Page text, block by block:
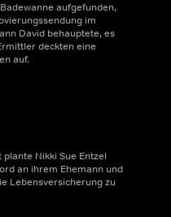
aufgefunden,
im
David behauptete, es
deckten eine
auf.
Nikki Sue Entzel
an ihrem Ehemann und
Lebensversicherung zu